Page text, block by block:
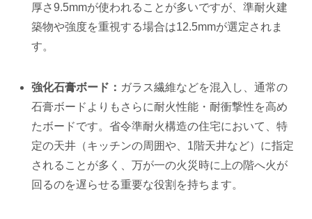
厚さ9.5mmが使われることが多いですが、準耐火建
築物や強度を重視する場合は12.5mmが選定されま
す。
強化石膏ボード： ガラス繊維などを混入し、通常の
石膏ボードよりもさらに耐火性能・耐衝撃性を高め
たボードです。省令準耐火構造の住宅において、特
定の天井（キッチンの周囲や、1階天井など）に指定
されることが多く、万が一の火災時に上の階へ火が
回るのを遅らせる重要な役割を持ちます。